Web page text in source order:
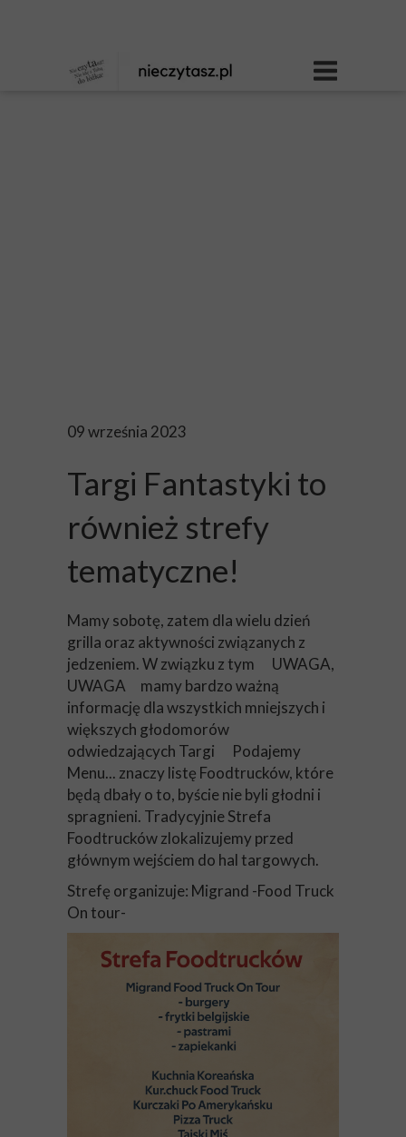
09 września 2023
Targi Fantastyki to
również strefy
tematyczne!
Mamy sobotę, zatem dla wielu dzień
grilla oraz aktywności związanych z
jedzeniem. W związku z tym
UWAGA,
UWAGA
mamy bardzo ważną
informację dla wszystkich mniejszych i
większych głodomorów
odwiedzających Targi
Podajemy
Menu... znaczy listę Foodtrucków, które
będą dbały o to, byście nie byli głodni i
spragnieni. Tradycyjnie Strefa
Foodtrucków zlokalizujemy przed
głównym wejściem do hal targowych.
Strefę organizuje: Migrand -Food Truck
On tour-